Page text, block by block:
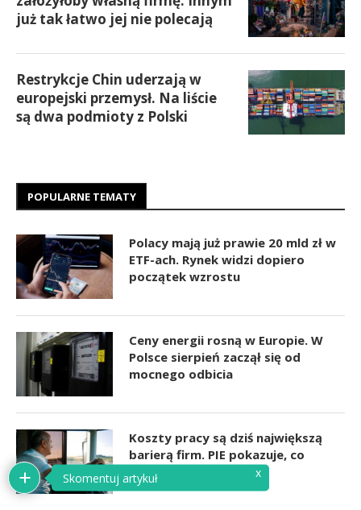
już tak łatwo jej nie polecają
Restrykcje Chin uderzają w
europejski przemysł. Na liście
są dwa podmioty z Polski
POPULARNE TEMATY
Polacy mają już prawie 20 mld zł w
ETF-ach. Rynek widzi dopiero
początek wzrostu
Ceny energii rosną w Europie. W
Polsce sierpień zaczął się od
mocnego odbicia
Koszty pracy są dziś największą
barierą firm. PIE pokazuje, co
jeszcze blokuje biznes
Skomentuj artykuł x